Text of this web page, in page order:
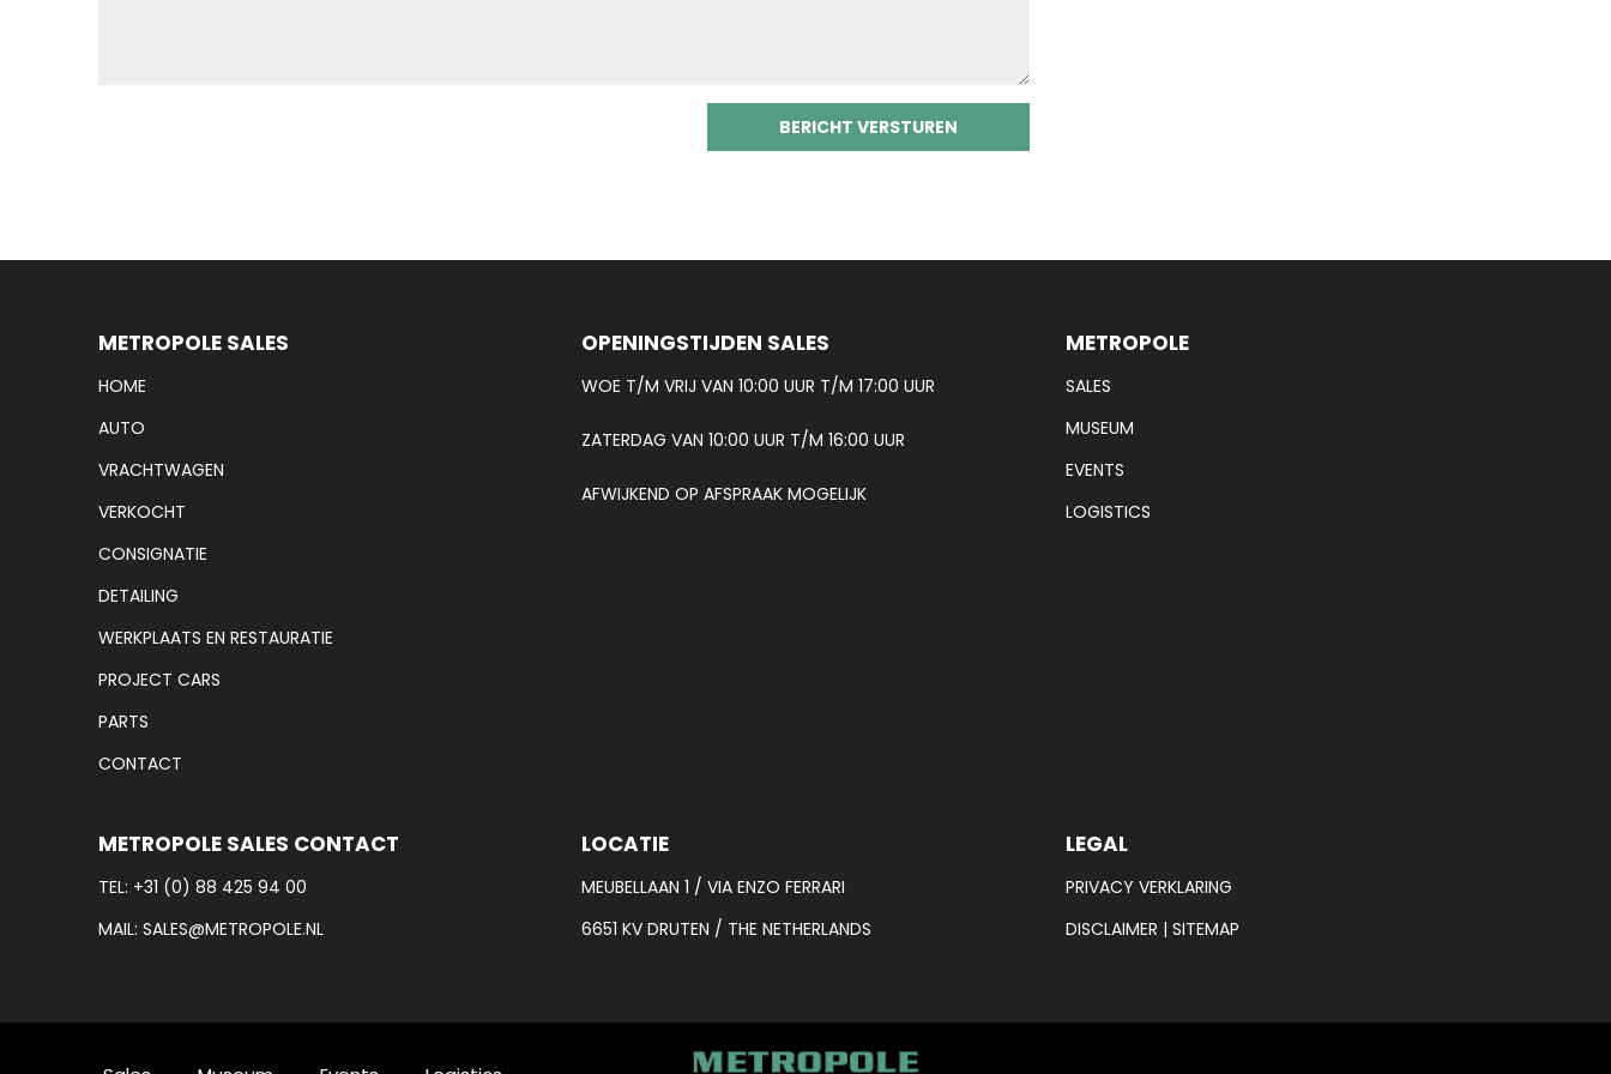
METROPOLE SALES
HOME
AUTO
VRACHTWAGEN
VERKOCHT
CONSIGNATIE
DETAILING
WERKPLAATS EN RESTAURATIE
PROJECT CARS
PARTS
CONTACT
OPENINGSTIJDEN SALES
WOE T/M VRIJ VAN 10:00 UUR T/M 17:00 UUR
ZATERDAG VAN 10:00 UUR T/M 16:00 UUR
AFWIJKEND OP AFSPRAAK MOGELIJK
METROPOLE
SALES
MUSEUM
EVENTS
LOGISTICS
METROPOLE SALES CONTACT
TEL: +31 (0) 88 425 94 00
MAIL:SALES@METROPOLE.NL
LOCATIE
MEUBELLAAN 1 / VIA ENZO FERRARI
6651 KV DRUTEN / THE NETHERLANDS
LEGAL
PRIVACY VERKLARING
DISCLAIMER | SITEMAP